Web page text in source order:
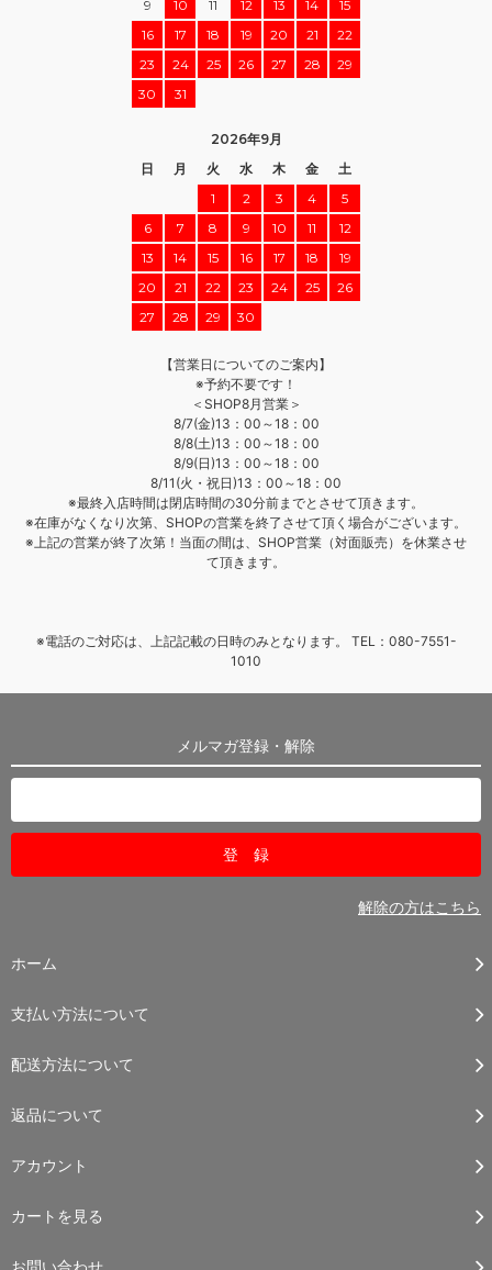
9
10 11 12 13 14
15
16
17 18 19 20 21
22
23
24 25 26 27 28
29
30
31
2026年9月
日
月 火 水 木 金
土
1
2 3 4
5
6
7 8 9 10 11
12
13
14 15 16 17 18
19
20
21 22 23 24 25
26
27
28 29 30
【営業日についてのご案内】
※予約不要です！
＜SHOP8月営業＞
8/7(金)13：00～18：00
8/8(土)13：00～18：00
8/9(日)13：00～18：00
8/11(火・祝日)13：00～18：00
※最終入店時間は閉店時間の30分前までとさせて頂きます。
※在庫がなくなり次第、SHOPの営業を終了させて頂く場合がございます。
※上記の営業が終了次第！当面の間は、SHOP営業（対面販売）を休業させ
て頂きます。
※電話のご対応は、上記記載の日時のみとなります。 TEL：080-7551-
1010
メルマガ登録・解除
解除の方はこちら
ホーム
支払い方法について
配送方法について
返品について
アカウント
カートを見る
お問い合わせ